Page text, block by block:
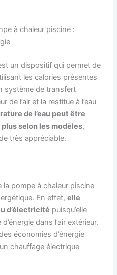
à chaleur piscine :
un dispositif qui permet de
les calories présentes
système de transfert
de l’air et la restitue à l’eau
de l’eau peut être
plus selon les modèles,
très appréciable.
la pompe à chaleur piscine
En effet,elle
d’électricité puisqu’elle
dans l’air extérieur.
économies d’énergie
chauffage électrique